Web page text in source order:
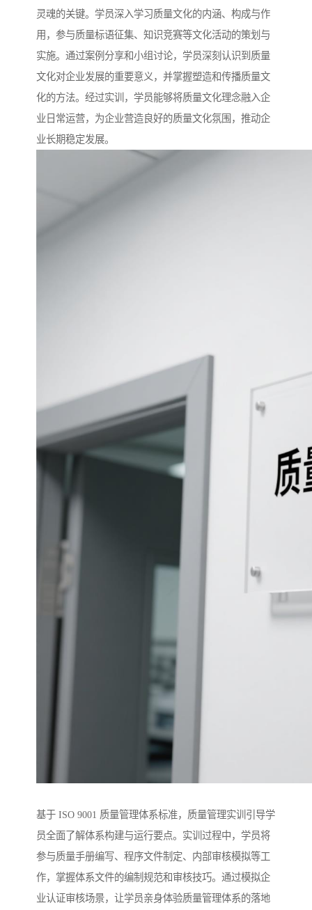
灵魂的关键。学员深入学习质量文化的内涵、构成与作
用，参与质量标语征集、知识竞赛等文化活动的策划与
实施。通过案例分享和小组讨论，学员深刻认识到质量
文化对企业发展的重要意义，并掌握塑造和传播质量文
化的方法。经过实训，学员能够将质量文化理念融入企
业日常运营，为企业营造良好的质量文化氛围，推动企
业长期稳定发展。
基于 ISO 9001 质量管理体系标准，质量管理实训引导学
员全面了解体系构建与运行要点。实训过程中，学员将
参与质量手册编写、程序文件制定、内部审核模拟等工
作，掌握体系文件的编制规范和审核技巧。通过模拟企
业认证审核场景，让学员亲身体验质量管理体系的落地